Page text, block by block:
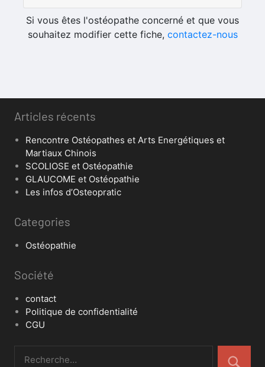
Si vous êtes l'ostéopathe concerné et que vous
souhaitez modifier cette fiche, contactez-nous
Articles récents
Rencontre Ostéopathes et Arts Energétiques et
Martiaux Chinois
SCOLIOSE et Ostéopathie
GLAUCOME et Ostéopathie
Les infos d’Osteopratic
Categories
Ostéopathie
Société
contact
Politique de confidentialité
CGU